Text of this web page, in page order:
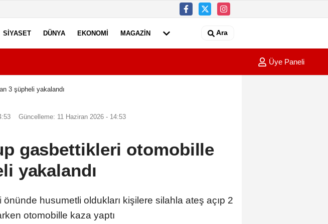
SIYASET DÜNYA EKONOMI MAGAZIN Ara
11:37
Üye Paneli
3 şüpheli yakalandı
Güncelleme: 11 Haziran 2026 - 14:53
gasbettikleri otomobille
yakalandı
husumetli oldukları kişilere silahla ateş açıp 2
otomobille kaza yaptı